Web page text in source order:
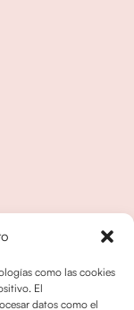
como las cookies
El
datos como el